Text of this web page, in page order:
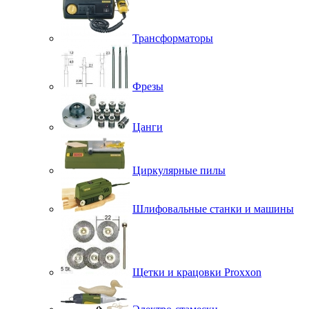
Трансформаторы
Фрезы
Цанги
Циркулярные пилы
Шлифовальные станки и машины
Щетки и крацовки Proxxon